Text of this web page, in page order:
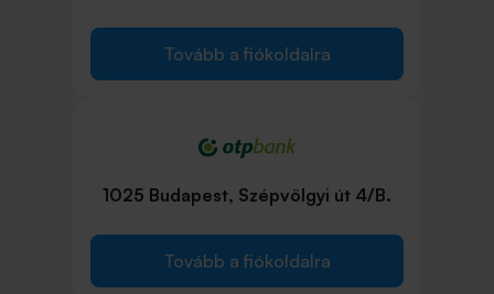
Tovább a fiókoldalra
1025 Budapest, Szépvölgyi út 4/B.
Tovább a fiókoldalra